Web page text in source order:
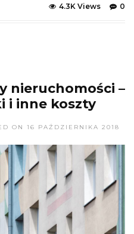
0
4.3K Views
nieruchomości –
i inne koszty
ON 16 PAŹDZIERNIKA 2018